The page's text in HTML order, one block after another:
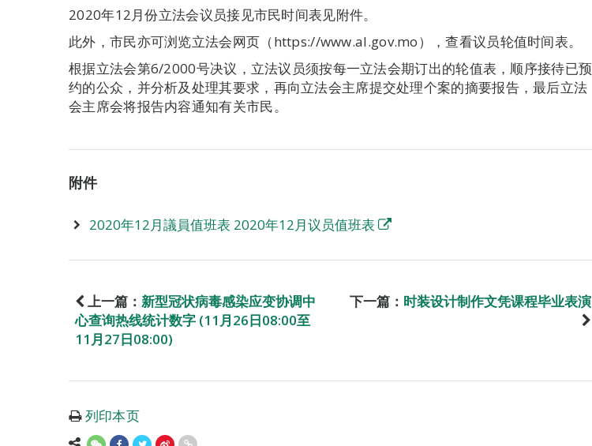
2020年12月份立法会议员接见市民时间表见附件。
此外，市民亦可浏览立法会网页（https://www.al.gov.mo），查看议员轮值时间表。
根据立法会第6/2000号决议，立法议员须按每一立法会期订出的轮值表，顺序接待已预
约的公众，并分析及处理其要求，再向立法会主席提交处理个案的摘要报告，最后立法
会主席会将报告内容通知有关市民。
附件
2020年12月議員值班表 2020年12月议员值班表
上一篇： 新型冠状病毒感染应变协调中
心查询热线统计数字 (11月26日08:00至
11月27日08:00)
下一篇： 时装设计制作文凭课程毕业表演
列印本页